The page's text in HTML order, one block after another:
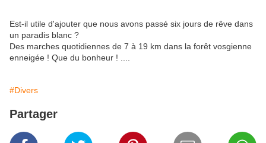
Est-il utile d'ajouter que nous avons passé six jours de rêve dans
un paradis blanc ?
Des marches quotidiennes de 7 à 19 km dans la forêt vosgienne
enneigée ! Que du bonheur ! ....
#Divers
Partager